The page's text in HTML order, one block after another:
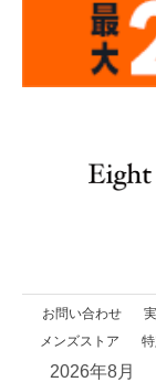
お問い合わせ
メンズストア
2026年8月